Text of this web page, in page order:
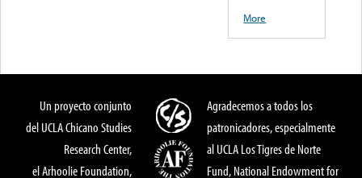
More
Un proyecto conjunto
del UCLA Chicano Studies
Research Center,
el Arhoolie Foundation,
Agradecemos a todos los
patronicadores, especialmente
al UCLA Los Tigres de Norte
Fund, National Endowment for